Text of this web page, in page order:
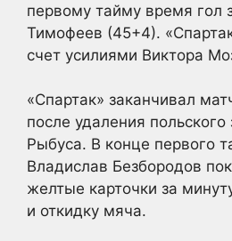
первому тайму время гол
Тимофеев (45+4).
счет усилиями Виктора
«Спартак» заканчивал
после удаления
Рыбуса. В конце первого
Владислав Безбородов
желтые карточки за
и откидку мяча.